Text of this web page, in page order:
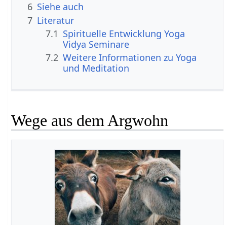
6 Siehe auch
7 Literatur
7.1 Spirituelle Entwicklung Yoga
Vidya Seminare
7.2 Weitere Informationen zu Yoga
und Meditation
Wege aus dem Argwohn